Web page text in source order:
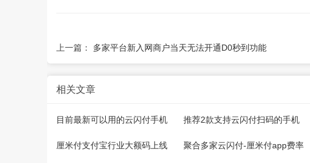
上一篇： 多家平台新入网商户当天无法开通D0秒到功能
相关文章
目前最新可以用的云闪付手机
pos机推荐！
推荐2款支持云闪付扫码的手机
app（别纠结小微超了）
厘米付支付宝行业大额码上线
聚合多家云闪付-厘米付app费率